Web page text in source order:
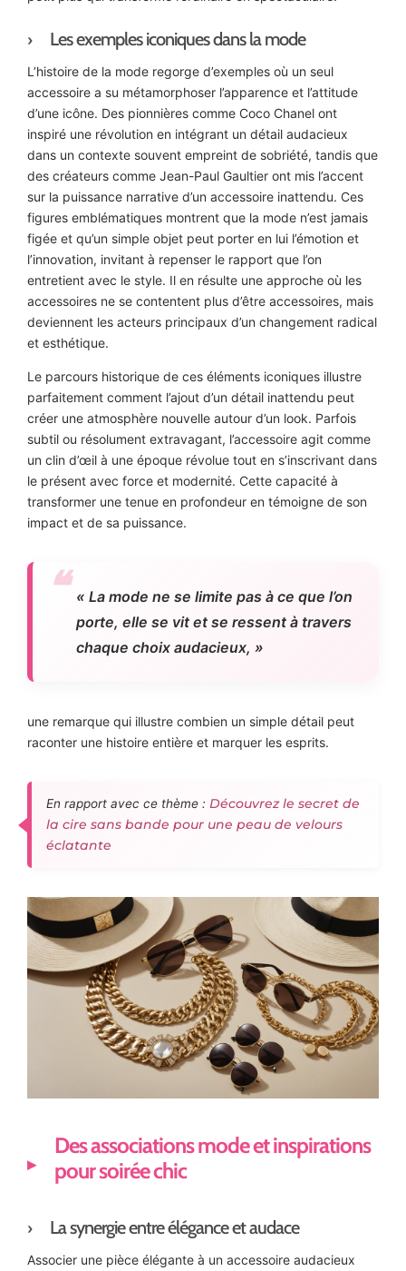
Les exemples iconiques dans la mode
L’histoire de la mode regorge d’exemples où un seul
accessoire a su métamorphoser l’apparence et l’attitude
d’une icône. Des pionnières comme Coco Chanel ont
inspiré une révolution en intégrant un détail audacieux
dans un contexte souvent empreint de sobriété, tandis que
des créateurs comme Jean-Paul Gaultier ont mis l’accent
sur la puissance narrative d’un accessoire inattendu. Ces
figures emblématiques montrent que la mode n’est jamais
figée et qu’un simple objet peut porter en lui l’émotion et
l’innovation, invitant à repenser le rapport que l’on
entretient avec le style. Il en résulte une approche où les
accessoires ne se contentent plus d’être accessoires, mais
deviennent les acteurs principaux d’un changement radical
et esthétique.
Le parcours historique de ces éléments iconiques illustre
parfaitement comment l’ajout d’un détail inattendu peut
créer une atmosphère nouvelle autour d’un look. Parfois
subtil ou résolument extravagant, l’accessoire agit comme
un clin d’œil à une époque révolue tout en s’inscrivant dans
le présent avec force et modernité. Cette capacité à
transformer une tenue en profondeur en témoigne de son
impact et de sa puissance.
« La mode ne se limite pas à ce que l’on
porte, elle se vit et se ressent à travers
chaque choix audacieux, »
une remarque qui illustre combien un simple détail peut
raconter une histoire entière et marquer les esprits.
En rapport avec ce thème : Découvrez le secret de
la cire sans bande pour une peau de velours
éclatante
Des associations mode et inspirations
pour soirée chic
La synergie entre élégance et audace
Associer une pièce élégante à un accessoire audacieux